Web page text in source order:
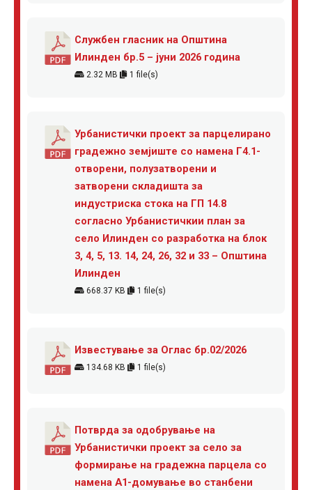
Службен гласник на Општина
Илинден бр.5 – јуни 2026 година
2.32 MB 1 file(s)
Урбанистички проект за парцелирано
градежно земјиште со намена Г4.1-
отворени, полузатворени и
затворени складишта за
индустриска стока на ГП 14.8
согласно Урбанистичкии план за
село Илинден со разработка на блок
3, 4, 5, 13. 14, 24, 26, 32 и 33 – Општина
Илинден
668.37 KB 1 file(s)
Известување за Оглас бр.02/2026
134.68 KB 1 file(s)
Потврда за одобрување на
Урбанистички проект за село за
формирање на градежна парцела со
намена А1-домување во станбени